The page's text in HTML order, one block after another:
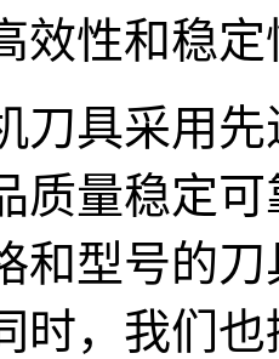
效性和稳定
刀具采用
质量稳定
和型号的
时，我们